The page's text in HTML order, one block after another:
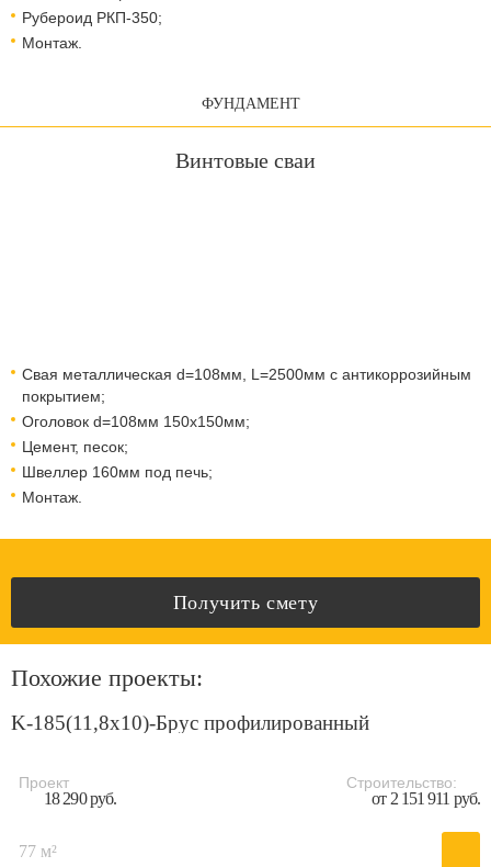
Рубероид РКП-350;
Монтаж.
ФУНДАМЕНТ
Винтовые сваи
Свая металлическая d=108мм, L=2500мм с антикоррозийным
покрытием;
Оголовок d=108мм 150x150мм;
Цемент, песок;
Швеллер 160мм под печь;
Монтаж.
Получить смету
Похожие проекты:
K-185(11,8x10)-Брус профилированный
Проект
18 290 руб.
Строительство:
от 2 151 911 руб.
77 м²